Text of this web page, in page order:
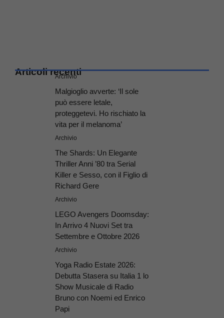
Articoli recenti
Archivio
Malgioglio avverte: ‘Il sole
può essere letale,
proteggetevi. Ho rischiato la
vita per il melanoma’
Archivio
The Shards: Un Elegante
Thriller Anni ’80 tra Serial
Killer e Sesso, con il Figlio di
Richard Gere
Archivio
LEGO Avengers Doomsday:
In Arrivo 4 Nuovi Set tra
Settembre e Ottobre 2026
Archivio
Yoga Radio Estate 2026:
Debutta Stasera su Italia 1 lo
Show Musicale di Radio
Bruno con Noemi ed Enrico
Papi